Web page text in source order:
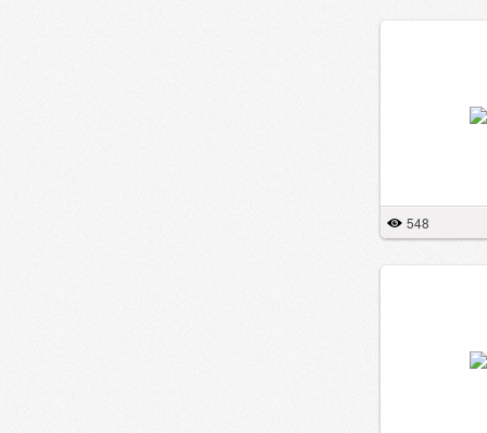
548